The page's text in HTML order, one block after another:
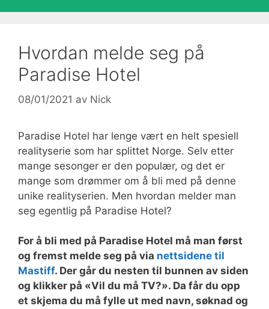
Hvordan melde seg på
Paradise Hotel
08/01/2021 av Nick
Paradise Hotel har lenge vært en helt spesiell
realityserie som har splittet Norge. Selv etter
mange sesonger er den populær, og det er
mange som drømmer om å bli med på denne
unike realityserien. Men hvordan melder man
seg egentlig på Paradise Hotel?
For å bli med på Paradise Hotel må man først
og fremst melde seg på via nettsidene til
Mastiff. Der går du nesten til bunnen av siden
og klikker på «Vil du må TV?». Da får du opp
et skjema du må fylle ut med navn, søknad og